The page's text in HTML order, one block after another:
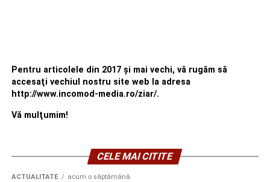
Pentru articolele din 2017 şi mai vechi, vă rugăm să
accesaţi vechiul nostru site web la adresa
http://www.incomod-media.ro/ziar/.
Vă mulţumim!
CELE MAI CITITE
ACTUALITATE acum o săptămână